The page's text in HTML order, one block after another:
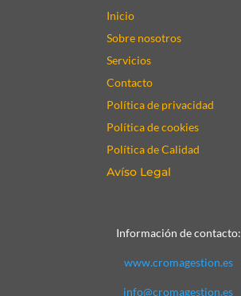
Inicio
Sobre nosotros
Servicios
Contacto
Política de privacidad
Política de cookies
Política de Calidad
Avíso Legal
Información de contacto:
www.cromagestion.es
info@cromagestion.es